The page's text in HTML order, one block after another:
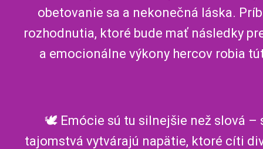
obetovanie sa a nekonečná láska.
rozhodnutia, ktoré bude mať následky
a emocionálne výkony hercov robia
🕊️ Emócie sú tu silnejšie než slová –
tajomstvá vytvárajú napätie, ktoré cíti